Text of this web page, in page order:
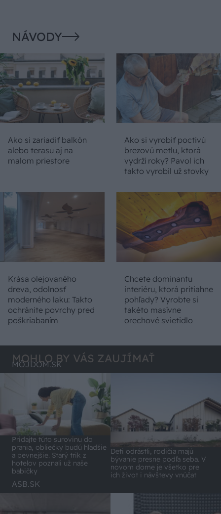
NÁVODY
Ako si zariadiť balkón
alebo terasu aj na
malom priestore
Ako si vyrobiť poctivú
brezovú metlu, ktorá
vydrží roky? Pavol ich
takto vyrobil už stovky
Krása olejovaného
dreva, odolnosť
moderného laku: Takto
ochránite povrchy pred
poškriabaním
Chcete dominantu
interiéru, ktorá pritiahne
pohľady? Vyrobte si
takéto masívne
orechové svietidlo
MOHLO BY VÁS ZAUJÍMAŤ
MÔJDOM.SK
Pridajte túto surovinu do
prania, obliečky budú hladšie
a pevnejšie. Starý trik z
hotelov poznali už naše
babičky
Deti odrástli, rodičia majú
bývanie presne podľa seba. V
novom dome je všetko pre
ich život i návštevy vnúčat
ASB.SK